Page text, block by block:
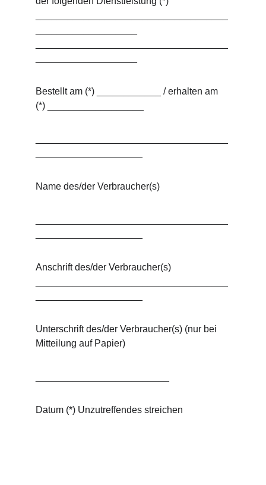
Bestellt am (*) ____________ / erhalten am
(*) __________________
Name des/der Verbraucher(s)
Anschrift des/der Verbraucher(s)
Unterschrift des/der Verbraucher(s) (nur bei
Mitteilung auf Papier)
Datum (*) Unzutreffendes streichen